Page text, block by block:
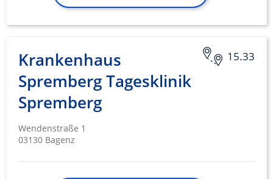
15.33
Krankenhaus
Spremberg Tagesklinik
Spremberg
Wendenstraße 1
03130 Bagenz